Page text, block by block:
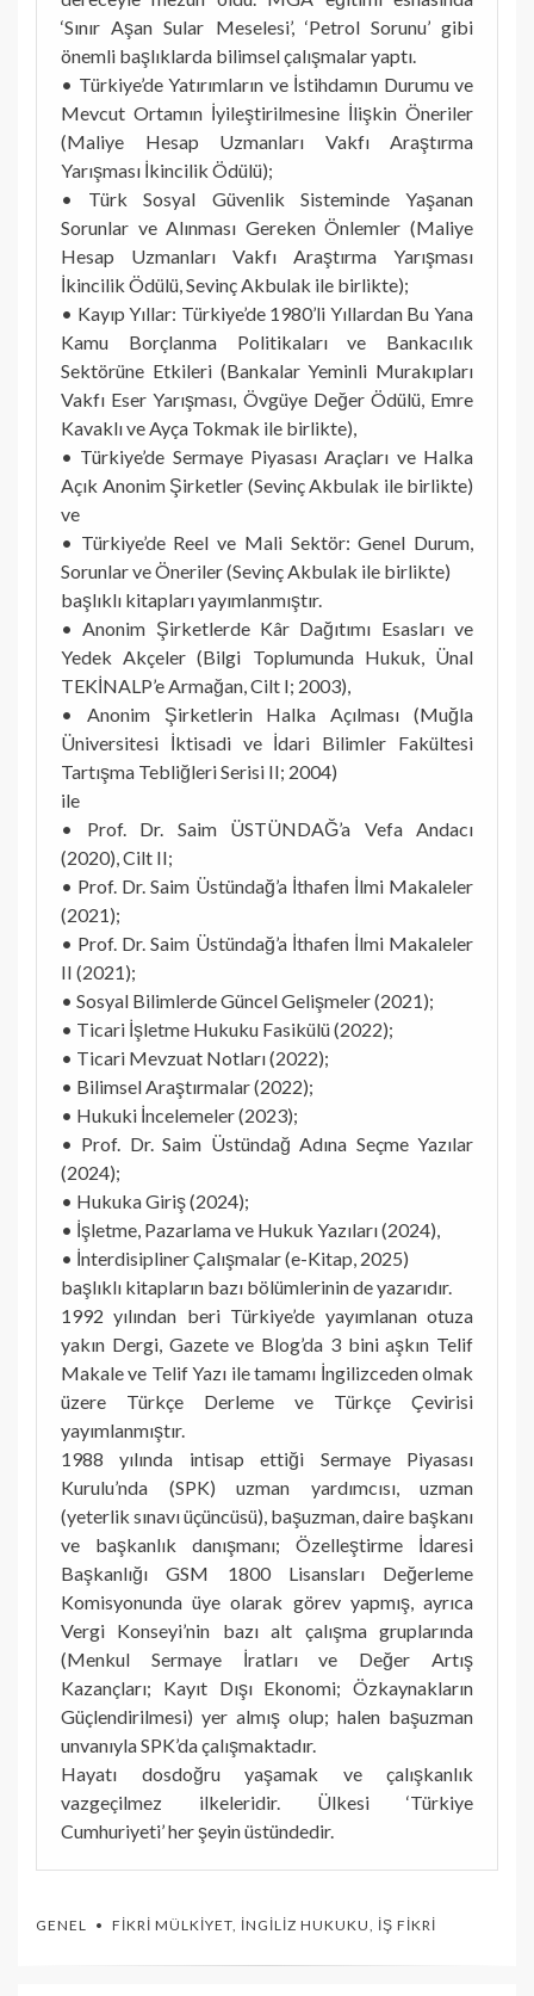
‘Sınır Aşan Sular Meselesi’, ‘Petrol Sorunu’ gibi
önemli başlıklarda bilimsel çalışmalar yaptı.
• Türkiye’de Yatırımların ve İstihdamın Durumu ve
Mevcut Ortamın İyileştirilmesine İlişkin Öneriler
(Maliye Hesap Uzmanları Vakfı Araştırma
Yarışması İkincilik Ödülü);
• Türk Sosyal Güvenlik Sisteminde Yaşanan
Sorunlar ve Alınması Gereken Önlemler (Maliye
Hesap Uzmanları Vakfı Araştırma Yarışması
İkincilik Ödülü, Sevinç Akbulak ile birlikte);
• Kayıp Yıllar: Türkiye’de 1980’li Yıllardan Bu Yana
Kamu Borçlanma Politikaları ve Bankacılık
Sektörüne Etkileri (Bankalar Yeminli Murakıpları
Vakfı Eser Yarışması, Övgüye Değer Ödülü, Emre
Kavaklı ve Ayça Tokmak ile birlikte),
• Türkiye’de Sermaye Piyasası Araçları ve Halka
Açık Anonim Şirketler (Sevinç Akbulak ile birlikte)
ve
• Türkiye’de Reel ve Mali Sektör: Genel Durum,
Sorunlar ve Öneriler (Sevinç Akbulak ile birlikte)
başlıklı kitapları yayımlanmıştır.
• Anonim Şirketlerde Kâr Dağıtımı Esasları ve
Yedek Akçeler (Bilgi Toplumunda Hukuk, Ünal
TEKİNALP’e Armağan, Cilt I; 2003),
• Anonim Şirketlerin Halka Açılması (Muğla
Üniversitesi İktisadi ve İdari Bilimler Fakültesi
Tartışma Tebliğleri Serisi II; 2004)
ile
• Prof. Dr. Saim ÜSTÜNDAĞ’a Vefa Andacı
(2020), Cilt II;
• Prof. Dr. Saim Üstündağ’a İthafen İlmi Makaleler
(2021);
• Prof. Dr. Saim Üstündağ’a İthafen İlmi Makaleler
II (2021);
• Sosyal Bilimlerde Güncel Gelişmeler (2021);
• Ticari İşletme Hukuku Fasikülü (2022);
• Ticari Mevzuat Notları (2022);
• Bilimsel Araştırmalar (2022);
• Hukuki İncelemeler (2023);
• Prof. Dr. Saim Üstündağ Adına Seçme Yazılar
(2024);
• Hukuka Giriş (2024);
• İşletme, Pazarlama ve Hukuk Yazıları (2024),
• İnterdisipliner Çalışmalar (e-Kitap, 2025)
başlıklı kitapların bazı bölümlerinin de yazarıdır.
1992 yılından beri Türkiye’de yayımlanan otuza
yakın Dergi, Gazete ve Blog’da 3 bini aşkın Telif
Makale ve Telif Yazı ile tamamı İngilizceden olmak
üzere Türkçe Derleme ve Türkçe Çevirisi
yayımlanmıştır.
1988 yılında intisap ettiği Sermaye Piyasası
Kurulu’nda (SPK) uzman yardımcısı, uzman
(yeterlik sınavı üçüncüsü), başuzman, daire başkanı
ve başkanlık danışmanı; Özelleştirme İdaresi
Başkanlığı GSM 1800 Lisansları Değerleme
Komisyonunda üye olarak görev yapmış, ayrıca
Vergi Konseyi’nin bazı alt çalışma gruplarında
(Menkul Sermaye İratları ve Değer Artış
Kazançları; Kayıt Dışı Ekonomi; Özkaynakların
Güçlendirilmesi) yer almış olup; halen başuzman
unvanıyla SPK’da çalışmaktadır.
Hayatı dosdoğru yaşamak ve çalışkanlık
vazgeçilmez ilkeleridir. Ülkesi ‘Türkiye
Cumhuriyeti’ her şeyin üstündedir.
GENEL FIKRI MÜLKIYET İNGILIZ HUKUKU İŞ FIKRI